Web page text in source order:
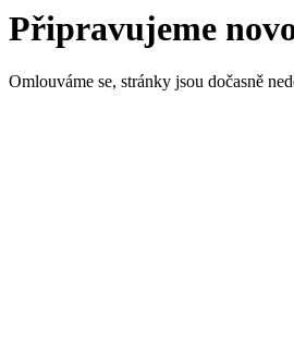
Připravujeme
Omlouváme se, stránky jsou dočasně